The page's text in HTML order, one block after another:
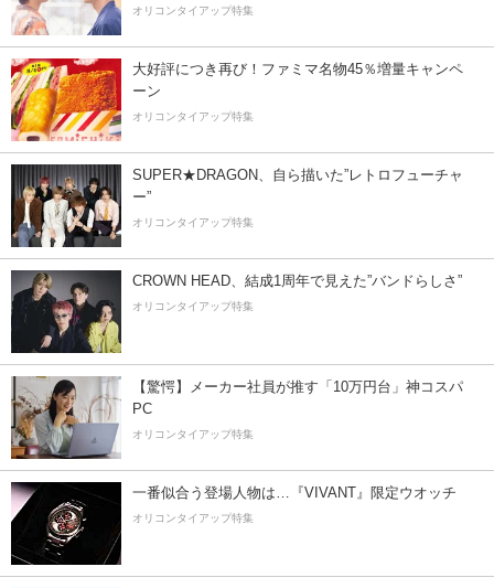
オリコンタイアップ特集
大好評につき再び！ファミマ名物45％増量キャンペ
ーン
オリコンタイアップ特集
SUPER★DRAGON、自ら描いた”レトロフューチャ
ー”
オリコンタイアップ特集
CROWN HEAD、結成1周年で見えた”バンドらしさ”
オリコンタイアップ特集
【驚愕】メーカー社員が推す「10万円台」神コスパ
PC
オリコンタイアップ特集
一番似合う登場人物は…『VIVANT』限定ウオッチ
オリコンタイアップ特集